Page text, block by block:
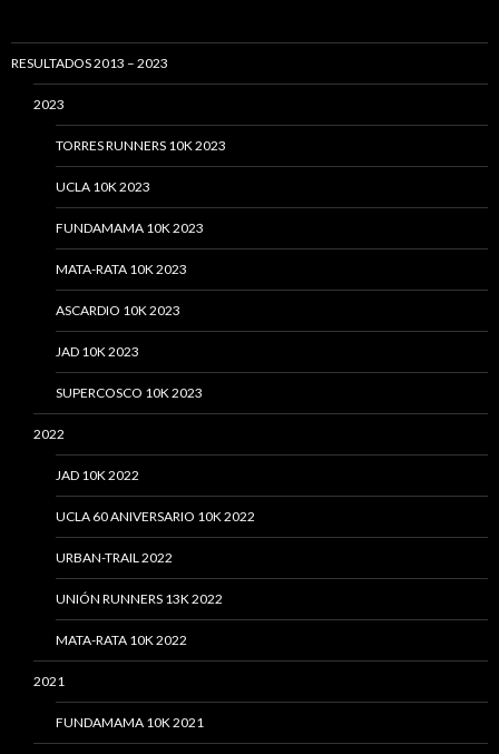
RESULTADOS 2013 – 2023
2023
TORRES RUNNERS 10K 2023
UCLA 10K 2023
FUNDAMAMA 10K 2023
MATA-RATA 10K 2023
ASCARDIO 10K 2023
JAD 10K 2023
SUPERCOSCO 10K 2023
2022
JAD 10K 2022
UCLA 60 ANIVERSARIO 10K 2022
URBAN-TRAIL 2022
UNIÓN RUNNERS 13K 2022
MATA-RATA 10K 2022
2021
FUNDAMAMA 10K 2021